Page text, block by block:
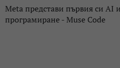
Meta представи първия си AI
програмиране - Muse Code